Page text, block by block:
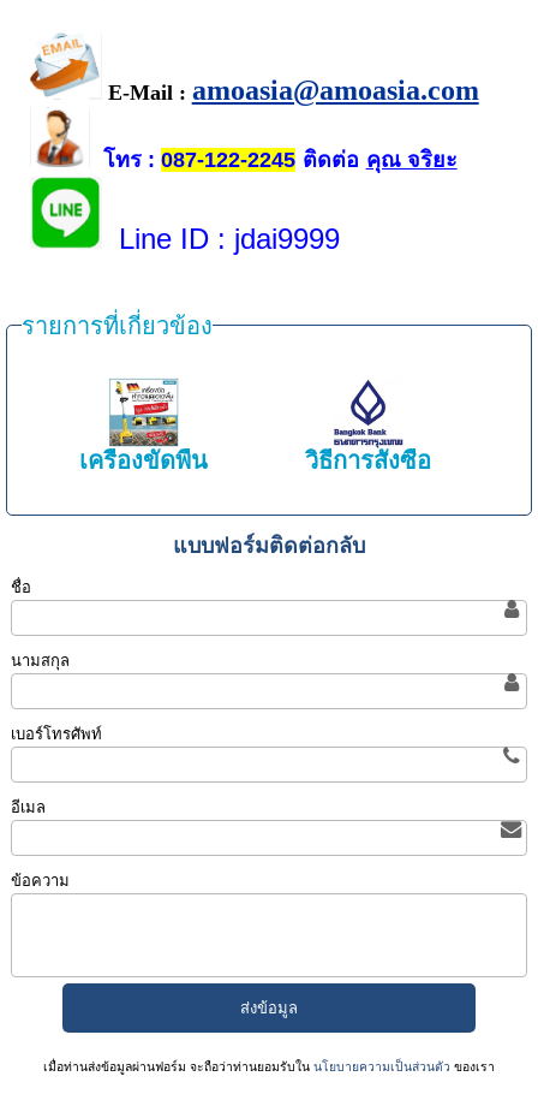
E-Mail : amoasia@amoasia.com
โทร: 087-122-2245ติดต่อ คุณ จริยะ
Line ID : jdai9999
รายการที่เกี่ยวข้อง
เครื่องขัดพื้น วิธีการสั่งซื้อ
แบบฟอร์มติดต่อกลับ
ชื่อ
นามสกุล
เบอร์โทรศัพท์
อีเมล
ข้อความ
เมื่อท่านส่งข้อมูลผ่านฟอร์ม จะถือว่าท่านยอมรับในนโยบายความเป็นส่วนตัว ของเรา